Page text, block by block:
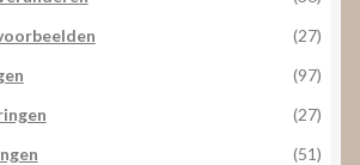
(27)
(97)
(27)
(51)